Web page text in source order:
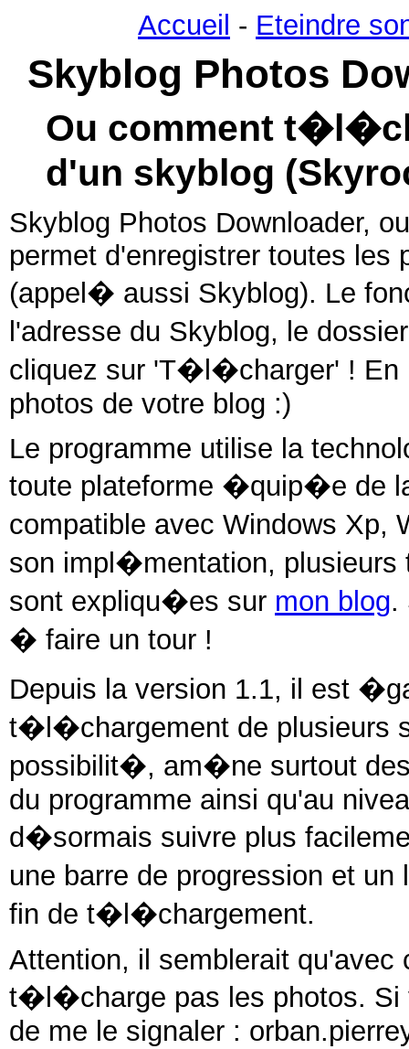
Accueil - Eteindre
Skyblog Photos
Ou comment
d'un skyblog
Skyblog Photos Downloader,
permet d'enregistrer toutes les
(appel� aussi Skyblog). Le
l'adresse du Skyblog, le
cliquez sur 'T�l�charger' !
photos de votre blog :)
Le programme utilise la
toute plateforme �quip�e de
compatible avec Windows Xp,
son impl�mentation,
sont expliqu�es sur mon blog.
� faire un tour !
Depuis la version 1.1, il est
t�l�chargement de plusieurs
possibilit�, am�ne surtout
du programme ainsi qu'au
d�sormais suivre plus
une barre de progression et
fin de t�l�chargement.
Attention, il semblerait
t�l�charge pas les photos. Si
de me le signaler :